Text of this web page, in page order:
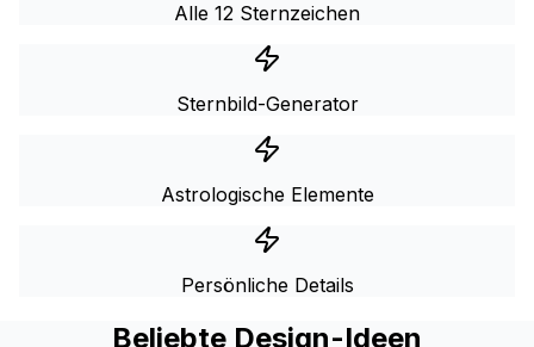
Alle 12 Sternzeichen
Sternbild-Generator
Astrologische Elemente
Persönliche Details
Beliebte Design-Ideen